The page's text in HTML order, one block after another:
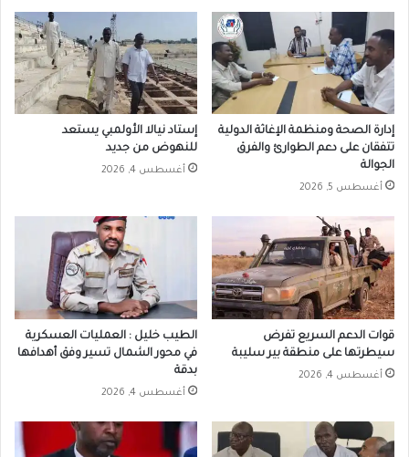
إدارة الصحة ومنظمة الإغاثة الدولية
تتفقان على دعم الطوارئ والفرق
الجوالة
أغسطس 5, 2026
إستاد نيالا الأولمبي يستعد
للنهوض من جديد
أغسطس 4, 2026
قوات الدعم السريع تفرض
سيطرتها على منطقة بير سليبة
أغسطس 4, 2026
الطيب خليل : العمليات العسكرية
في محور الشمال تسير وفق أهدافها
بدقة
أغسطس 4, 2026